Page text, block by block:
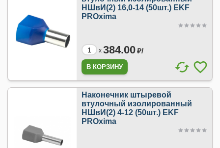
НШвИ(2) 16,0-14 (50шт.) EKF
PROxima
x 384.00₽/
Наконечник штыревой
втулочный изолированный
НШвИ(2) 4-12 (50шт.) EKF
PROxima